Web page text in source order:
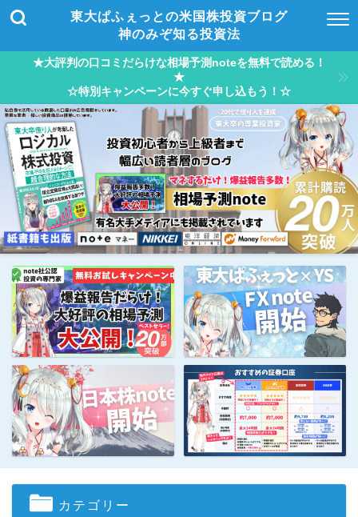
東大ぱふぇっとの米国株投資ブログ
神のみぞ知る投資法
★大評判の口コミだらけな相場予測noteを無料で読める！
★
☆特別キャンペーンに今すぐ申し込もう！☆
カテゴリー